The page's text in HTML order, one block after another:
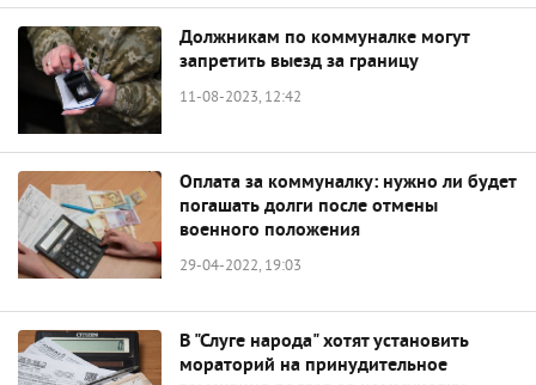
Должникам по коммуналке могут
запретить выезд за границу
11-08-2023, 12:42
Оплата за коммуналку: нужно ли будет
погашать долги после отмены
военного положения
29-04-2022, 19:03
В "Слуге народа" хотят установить
мораторий на принудительное